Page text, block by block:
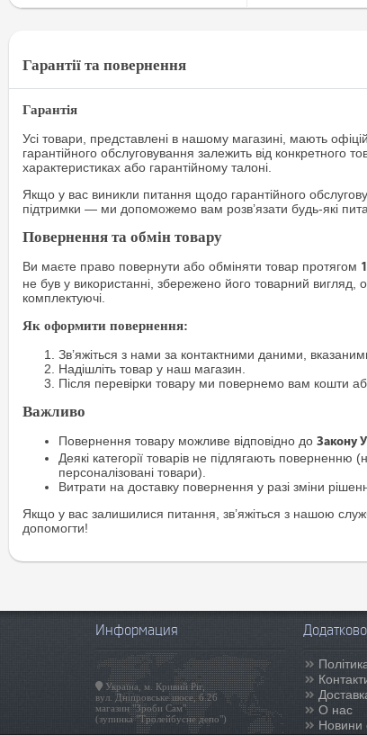
Гарантії та повернення
Гарантія
Усі товари, представлені в нашому магазині, мають
гарантійного обслуговування залежить від конкретного
характеристиках або гарантійному талоні.
Якщо у вас виникли питання щодо гарантійного
підтримки — ми допоможемо вам розв’язати будь-які
Повернення та обмін товару
Ви маєте право повернути або обміняти товар протягом
не був у використанні, збережено його товарний вигляд,
комплектуючі.
Як оформити повернення:
Зв’яжіться з нами за контактними даними,
Надішліть товар у наш магазин.
Після перевірки товару ми повернемо вам кошти
Важливо
Повернення товару можливе відповідно до Закону
Деякі категорії товарів не підлягають поверненню
персоналізовані товари).
Витрати на доставку повернення у разі зміни
Якщо у вас залишилися питання, зв’яжіться з нашою
допомогти!
Информация
Україна, м. Кривий Ріг,
вул. Дніпровське шосе, б.26
магазин "Зроби Сам"
(зупинка "Тролейбусне депо")
Додатково
О нас
Новини